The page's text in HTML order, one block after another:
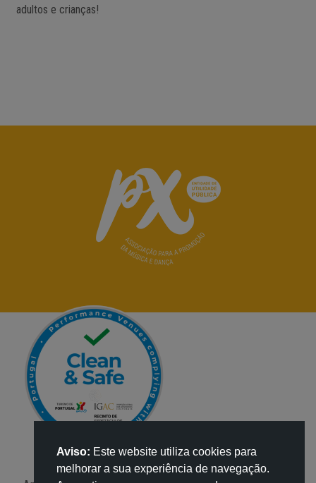
adultos e crianças!
Aviso: Este website utiliza cookies para
melhorar a sua experiência de navegação.